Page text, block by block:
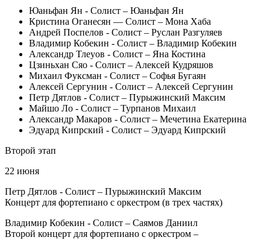
Юаньфан Ян ‑ Солист – Юаньфан Ян
Кристина Оганесян — Солист – Мона Хаба
Андрей Поспелов ‑ Солист – Руслан Разгуляев
Владимир Кобекин ‑ Солист – Владимир Кобекин
Александр Тлеуов ‑ Солист – Яна Костина
Цзиньхан Сяо ‑ Солист – Алексей Кудряшов
Михаил Фуксман ‑ Солист – Софья Бугаян
Алексей Сергунин ‑ Солист – Алексей Сергунин
Петр Дятлов ‑ Солист – Пурыжинский Максим
Майшо Ло ‑ Солист – Турпанов Михаил
Александр Макаров ‑ Солист – Мечетина Екатерина
Эдуард Кипрский ‑ Солист – Эдуард Кипрский
Второй этап
22 июня
Петр Дятлов ‑ Солист – Пурыжинский Максим
Концерт для фортепиано с оркестром (в трех частях)
Владимир Кобекин ‑ Солист – Саямов Даниил
Второй концерт для фортепиано с оркестром –